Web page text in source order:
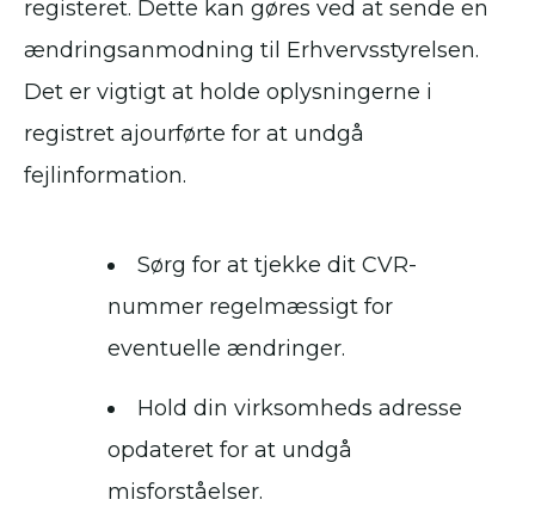
registeret. Dette kan gøres ved at sende en
ændringsanmodning til Erhvervsstyrelsen.
Det er vigtigt at holde oplysningerne i
registret ajourførte for at undgå
fejlinformation.
Sørg for at tjekke dit CVR-
nummer regelmæssigt for
eventuelle ændringer.
Hold din virksomheds adresse
opdateret for at undgå
misforståelser.